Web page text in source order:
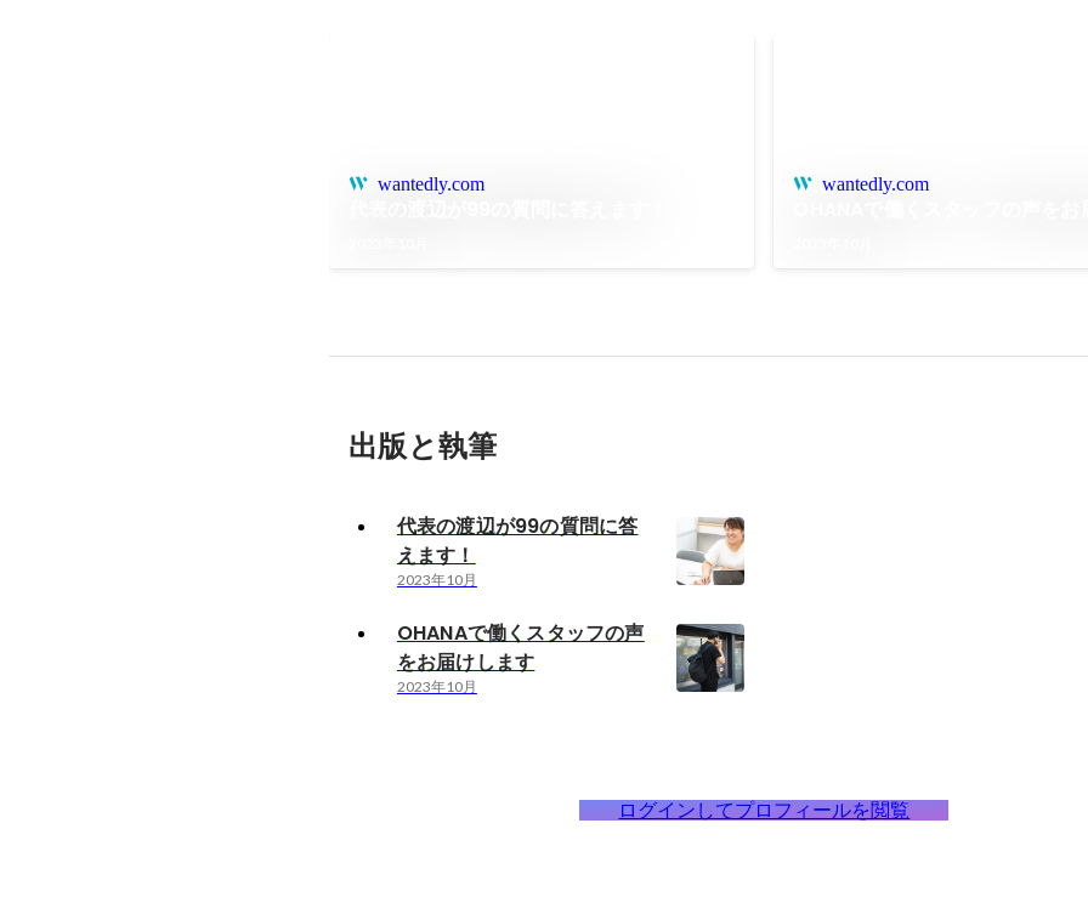
wantedly.com wantedly.com
出版と執筆
代表の渡辺が99の質問に答
えます！
2023年10月
OHANAで働くスタッフの声
をお届けします
2023年10月
ログインしてプロフィールを閲覧